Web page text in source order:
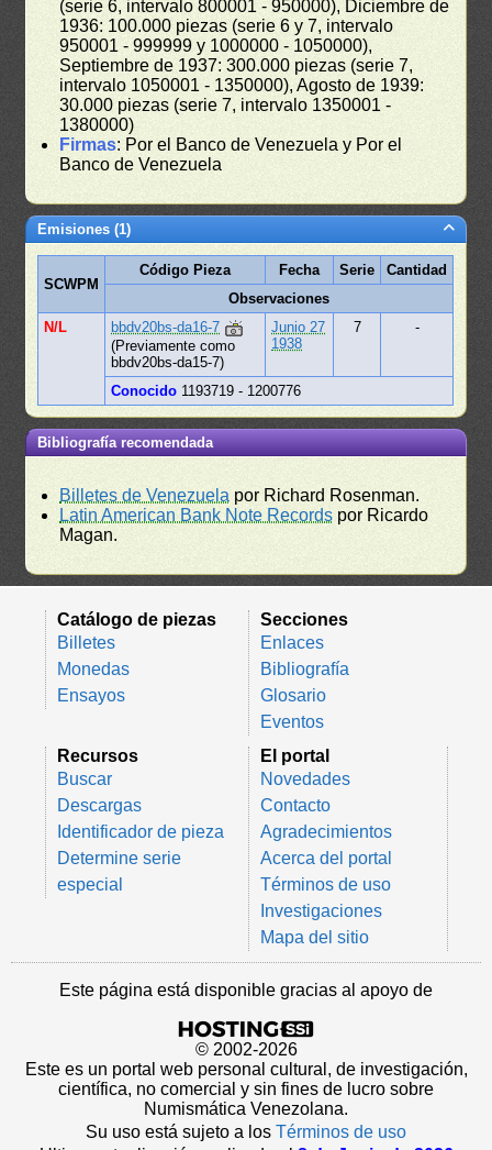
(serie 6, intervalo 800001 - 950000), Diciembre de
1936: 100.000 piezas (serie 6 y 7, intervalo
950001 - 999999 y 1000000 - 1050000),
Septiembre de 1937: 300.000 piezas (serie 7,
intervalo 1050001 - 1350000), Agosto de 1939:
30.000 piezas (serie 7, intervalo 1350001 -
1380000)
Firmas: Por el Banco de Venezuela y Por el
Banco de Venezuela
Emisiones (1)
SCWPM
Código Pieza Fecha Serie
Cantidad
Observaciones
N/L
bbdv20bs-da16-7
(Previamente como
bbdv20bs-da15-7)
Junio 27
1938
7 -
Conocido 1193719 - 1200776
Bibliografía recomendada
Billetes de Venezuela por Richard Rosenman.
Latin American Bank Note Records por Ricardo
Magan.
Catálogo de piezas
Billetes
Monedas
Ensayos
Secciones
Enlaces
Bibliografía
Glosario
Eventos
Recursos
Buscar
Descargas
Identificador de pieza
Determine serie
especial
El portal
Novedades
Contacto
Agradecimientos
Acerca del portal
Términos de uso
Investigaciones
Mapa del sitio
Este página está disponible gracias al apoyo de
© 2002-2026
Este es un portal web personal cultural, de investigación,
científica, no comercial y sin fines de lucro sobre
Numismática Venezolana.
Su uso está sujeto a los Términos de uso